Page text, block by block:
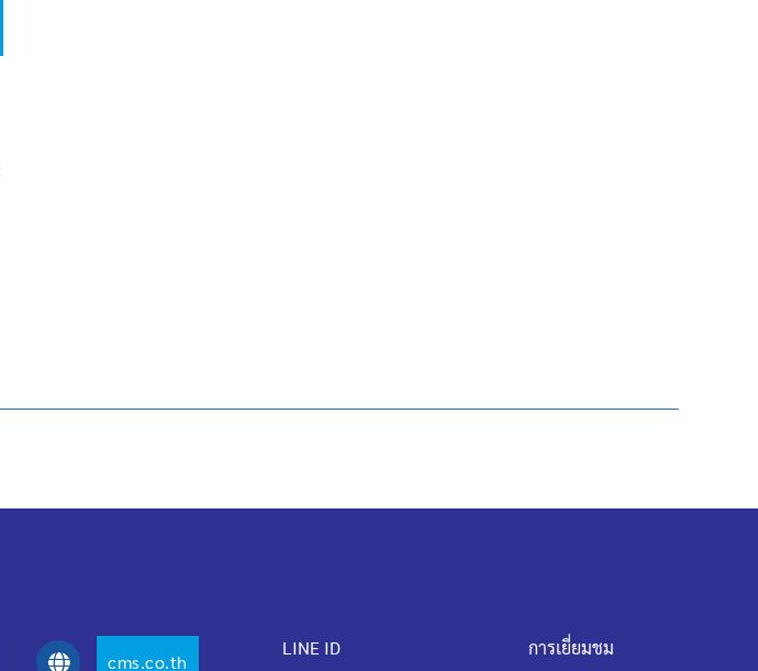
cms.co.th
LINE ID การเยี่ยมชม